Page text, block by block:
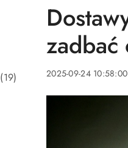
(19)
zadbać
2025-09-24 10:58:00